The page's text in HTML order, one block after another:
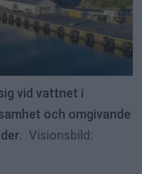
vid vattnet i
och omgivande
Visionsbild: